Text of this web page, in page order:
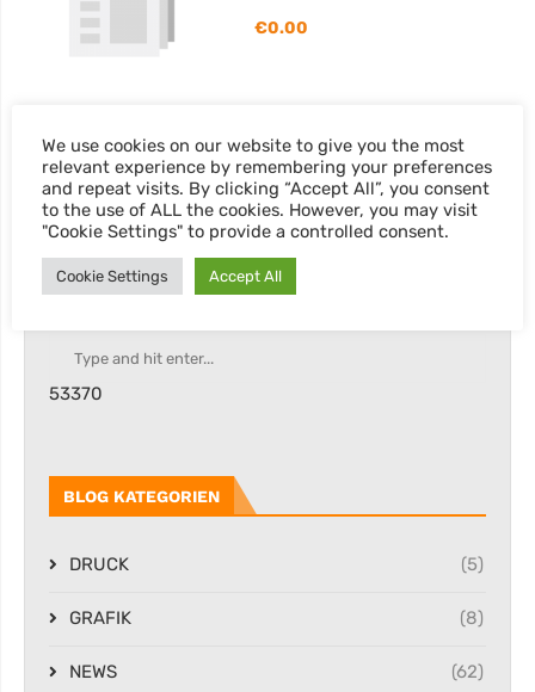
€0.00
SEARCH
53370
BLOG KATEGORIEN
DRUCK (5)
GRAFIK (8)
NEWS (62)
We use cookies on our website to give you the most
relevant experience by remembering your preferences
and repeat visits. By clicking “Accept All”, you consent
to the use of ALL the cookies. However, you may visit
"Cookie Settings" to provide a controlled consent.
Cookie Settings Accept All